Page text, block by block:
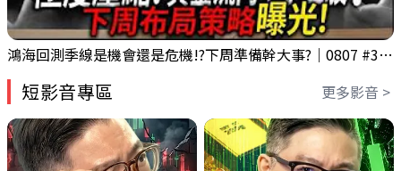
鴻海回測季線是機會還是危機!?下周準備幹大事?｜0807 #3661 #2317 #2317鴻海
短影音專區 更多影音 >